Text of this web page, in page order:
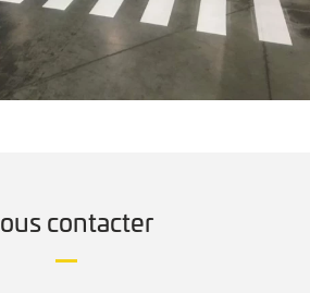
contacter